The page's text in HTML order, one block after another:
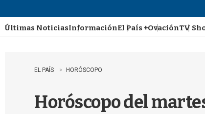
u
Últimas NoticiasInformaciónEl País +OvaciónTV
EL PAÍS HORÓSCOPO
Horóscopo del